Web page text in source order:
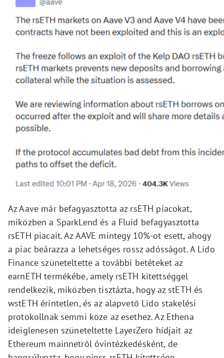
Az Aave már befagyasztotta az rsETH piacokat,
miközben a SparkLend és a Fluid befagyasztotta
rsETH piacait. Az AAVE mintegy 10%-ot esett, ahogy
a piac beárazza a lehetséges rossz adósságot. A Lido
Finance szüneteltette a további betéteket az
earnETH termékébe, amely rsETH kitettséggel
rendelkezik, miközben tisztázta, hogy az stETH és
wstETH érintetlen, és az alapvető Lido stakelési
protokollnak semmi köze az esethez. Az Ethena
ideiglenesen szüneteltette LayerZero hídjait az
Ethereum mainnetről óvintézkedésként, de